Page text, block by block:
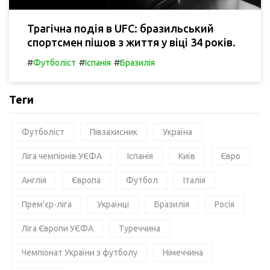
Трагічна подія в UFC: бразильський
спортсмен пішов з життя у віці 34 років.
#Футболіст #Іспанія #Бразилія
Теги
Футболіст Півзахисник Україна
Ліга чемпіонів УЄФА Іспанія Київ Євро
Англія Європа Футбол Італія
Прем'єр-ліга Українці Бразилія Росія
Ліга Європи УЄФА Туреччина
Чемпіонат України з футболу Німеччина